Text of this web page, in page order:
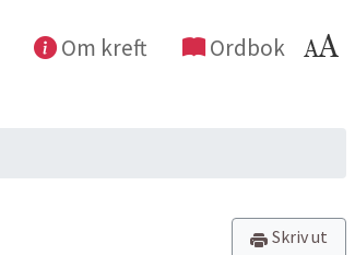
Om kreft Ordbok
Skriv ut